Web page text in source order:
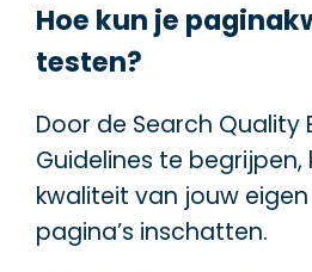
Hoe kun je
testen?
Door de Search Quality
Guidelines te begrijpen,
kwaliteit van jouw
pagina’s inschatten.